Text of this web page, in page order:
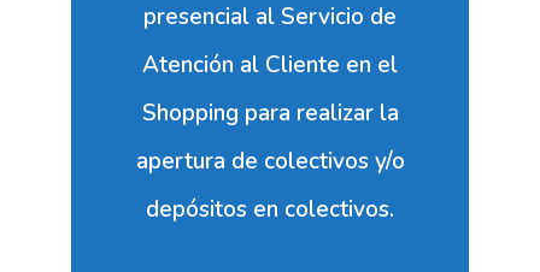
presencial al Servicio de
Atención al Cliente en el
Shopping para realizar la
apertura de colectivos y/o
depósitos en colectivos.